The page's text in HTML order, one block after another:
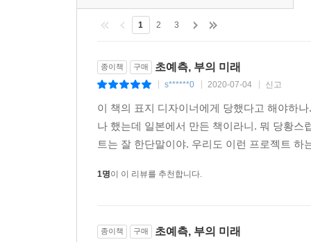
최근 암호화폐가 범죄에 활용된 것이 밝혀지면서
수상자 장 티롤은 암호화폐는 실패할 것이며
암호화폐는 돈세탁, 탈세, 암거래 등에 악용될
기반이 부족한 상태입니다. (131쪽)
지금의 암호화폐는 실물 경제와 연동되어 있지
한편 암호화폐 개발자인 찰스 호스킨슨은 다른
제공할 거라고 말한다.
1 2 3
종이책 구매 초예측, 부의 미래
s******0 2020-07-04 신고
이 책의 표지 디자이너에게 당했다고 해야하
나 했는데 일본에서 만든 책이라니. 뭐 당황
트는 잘 한단말이야. 우리도 이런 프로젝트
1명이 이 리뷰를 추천합니다.
종이책 구매 초예측, 부의 미래